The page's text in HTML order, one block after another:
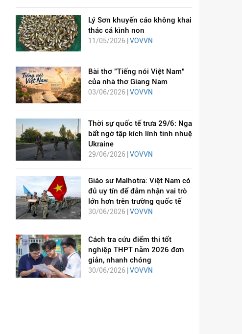
Lý Sơn khuyến cáo không khai
thác cá kình non
11/05/2026 | VOVVN
Bài thơ "Tiếng nói Việt Nam"
của nhà thơ Giang Nam
03/06/2026 | VOVVN
Thời sự quốc tế trưa 29/6: Nga
bất ngờ tập kích lính tinh nhuệ
Ukraine
29/06/2026 | VOVVN
Giáo sư Malhotra: Việt Nam có
đủ uy tín để đảm nhận vai trò
lớn hơn trên trường quốc tế
30/06/2026 | VOVVN
Cách tra cứu điểm thi tốt
nghiệp THPT năm 2026 đơn
giản, nhanh chóng
30/06/2026 |VOVVN